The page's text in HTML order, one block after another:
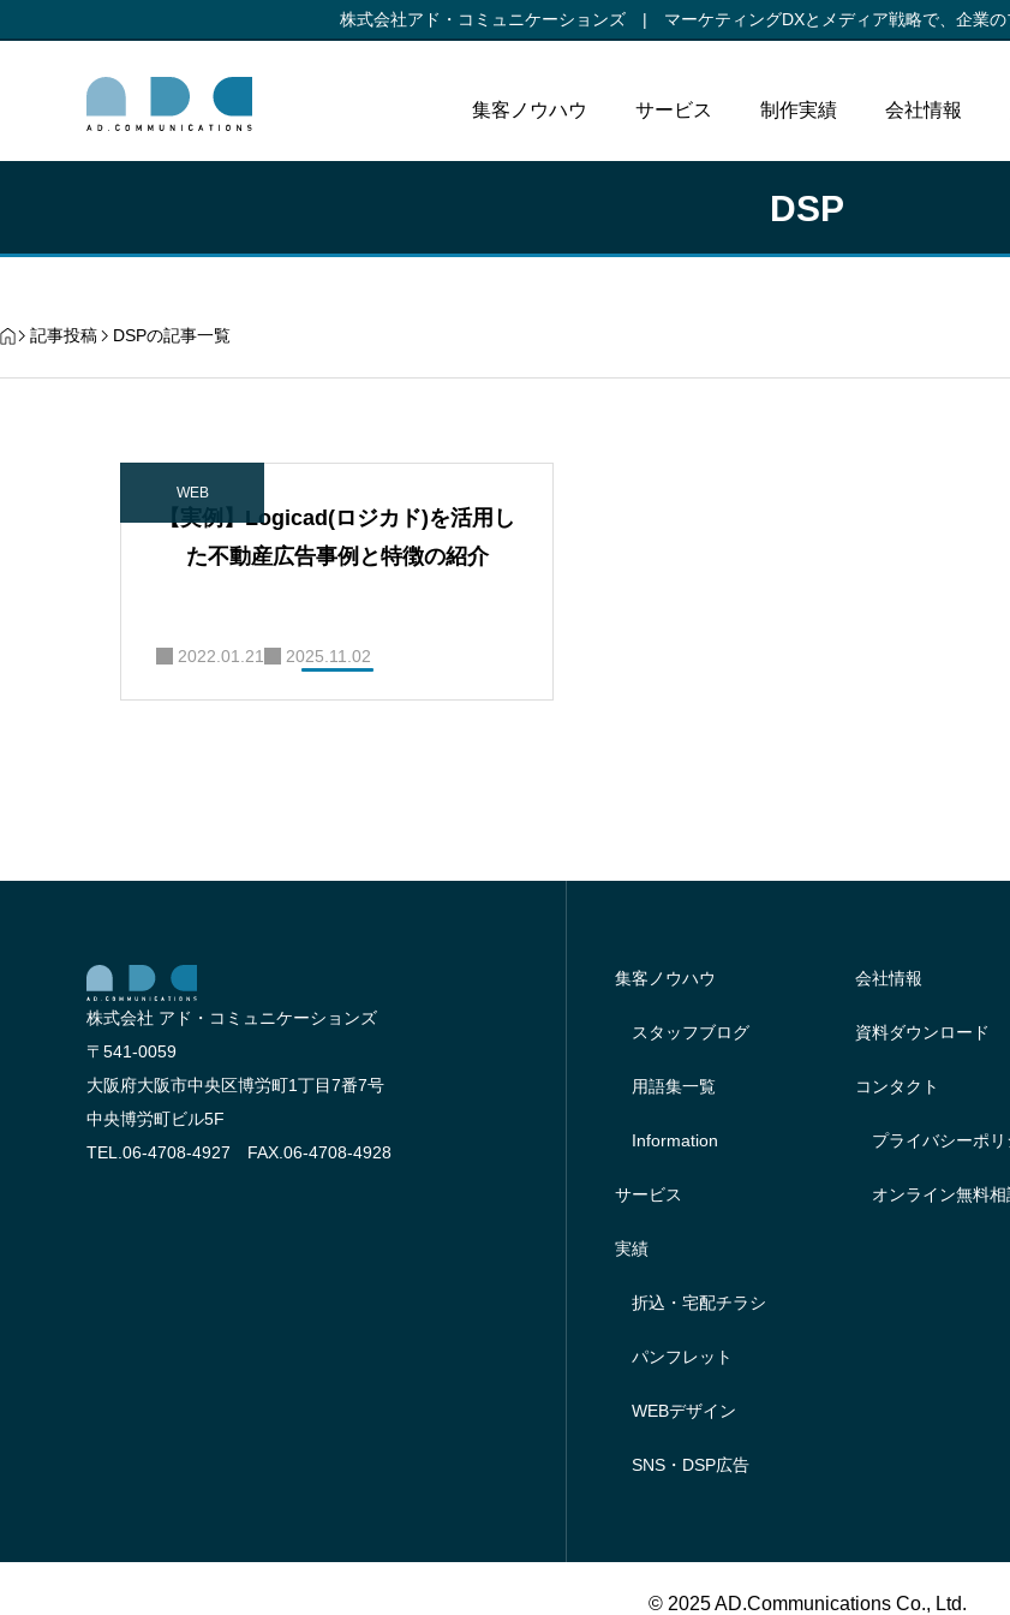
株式会社アド・コミュニケーションズ | マーケティングDXとメディア戦略で、 企業
集客ノウハウ サービス 制作実績 会社情報
DSP
記事投稿 DSPの記事一覧
WEB
【実例】Logicad(ロジカド)を活用し
た不動産広告事例と特徴の紹介
2022.01.21 2025.11.02
株式会社 アド・コミュニケーションズ
〒541-0059
大阪府大阪市中央区博労町1丁目7番7号
中央博労町ビル5F
TEL.06-4708-4927 FAX.06-4708-4928
集客ノウハウ
スタッフブログ
用語集一覧
Information
サービス
実績
折込・宅配チラシ
パンフレット
WEBデザイン
SNS・DSP広告
会社情報
資料ダウンロード
コンタクト
プライバシーポリ
オンライン無料相
© 2025 AD.Communications Co., Ltd.